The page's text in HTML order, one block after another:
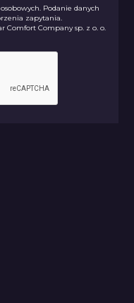
Podanie danych
zapytania.
Comfort Company sp. z o. o.